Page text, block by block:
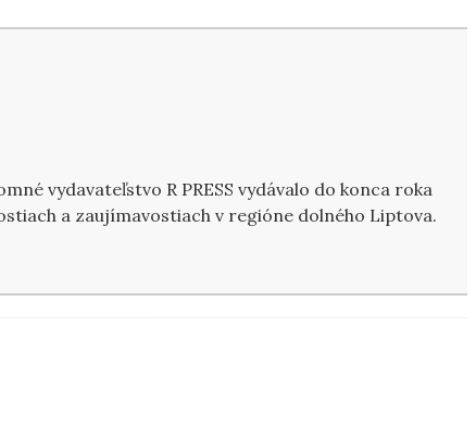
vydavateľstvo R PRESS vydávalo do konca roka
a zaujímavostiach v regióne dolného Liptova.